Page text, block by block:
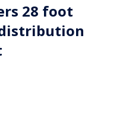
28 foot